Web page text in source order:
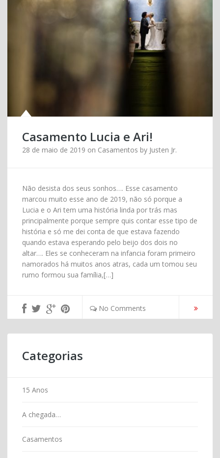
Casamento Lucia e Ari!
28 de maio de 2019 on Casamentos by Justen Jr.
Não desista dos seus sonhos…. Esse casamento
marcou muito esse ano de 2019, não só porque a
Lucia e o Ari tem uma história linda por trás mas
principalmente porque sempre quis contar esse tipo de
história e só me dei conta de que estava fazendo
quando estava esperando pelo beijo dos dois no
altar…. Eles se conheceram na infancia foram primeiro
namorados há muitos anos atras, cada um tomou seu
rumo formou sua família,[…]
No Comments
Categorias
15 Anos
A chegada…
Casamentos